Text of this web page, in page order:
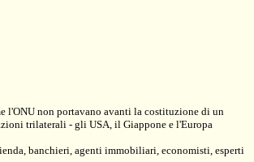
l'ONU non portavano avanti la costituzione di un
trilaterali - gli USA, il Giappone e l'Europa
banchieri, agenti immobiliari, economisti, esperti